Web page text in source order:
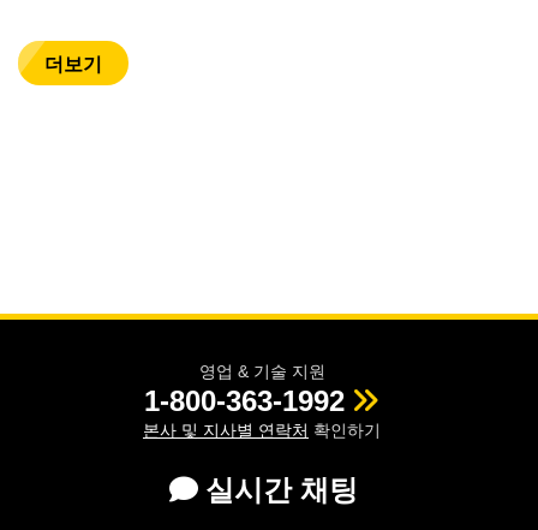
더보기
영업 & 기술 지원
1-800-363-1992
본사 및 지사별 연락처 확인하기
실시간 채팅